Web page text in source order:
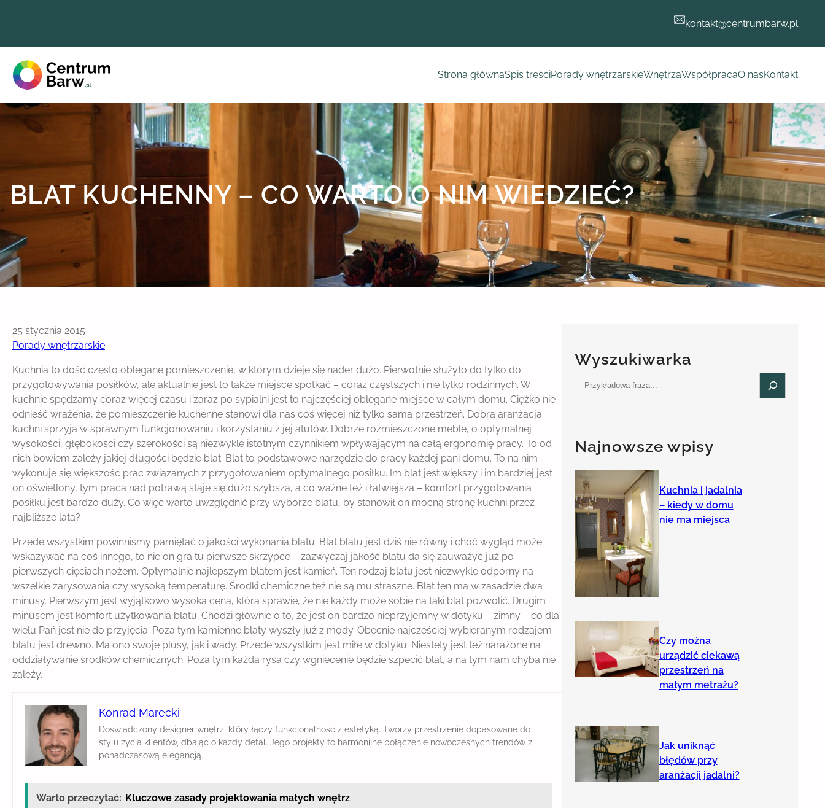
kontakt@centrumbarw.pl
Strona głównaSpis treściPorady wnętrzarskieWnętrzaWspółpracaO nasKontakt
BLAT KUCHENNY – CO WARTO O NIM WIEDZIEĆ?
25 stycznia 2015
Porady wnętrzarskie
Kuchnia to dość często oblegane pomieszczenie, w którym dzieje się nader dużo. Pierwotnie służyło do tylko do
przygotowywania posiłków, ale aktualnie jest to także miejsce spotkać – coraz częstszych i nie tylko rodzinnych. W
kuchnie spędzamy coraz więcej czasu i zaraz po sypialni jest to najczęściej oblegane miejsce w całym domu. Ciężko nie
odnieść wrażenia, że pomieszczenie kuchenne stanowi dla nas coś więcej niż tylko samą przestrzeń. Dobra aranżacja
kuchni sprzyja w sprawnym funkcjonowaniu i korzystaniu z jej atutów. Dobrze rozmieszczone meble, o optymalnej
wysokości, głębokości czy szerokości są niezwykle istotnym czynnikiem wpływającym na całą ergonomię pracy. To od
nich bowiem zależy jakiej długości będzie blat. Blat to podstawowe narzędzie do pracy każdej pani domu. To na nim
wykonuje się większość prac związanych z przygotowaniem optymalnego posiłku. Im blat jest większy i im bardziej jest
on oświetlony, tym praca nad potrawą staje się dużo szybsza, a co ważne też i łatwiejsza – komfort przygotowania
posiłku jest bardzo duży. Co więc warto uwzględnić przy wyborze blatu, by stanowił on mocną stronę kuchni przez
najbliższe lata?
Przede wszystkim powinniśmy pamiętać o jakości wykonania blatu. Blat blatu jest dziś nie równy i choć wygląd może
wskazywać na coś innego, to nie on gra tu pierwsze skrzypce – zazwyczaj jakość blatu da się zauważyć już po
pierwszych cięciach nożem. Optymalnie najlepszym blatem jest kamień. Ten rodzaj blatu jest niezwykle odporny na
wszelkie zarysowania czy wysoką temperaturę. Środki chemiczne też nie są mu straszne. Blat ten ma w zasadzie dwa
minusy. Pierwszym jest wyjątkowo wysoka cena, która sprawie, że nie każdy może sobie na taki blat pozwolić. Drugim
minusem jest komfort użytkowania blatu. Chodzi głównie o to, że jest on bardzo nieprzyjemny w dotyku – zimny – co dla
wielu Pań jest nie do przyjęcia. Poza tym kamienne blaty wyszły już z mody. Obecnie najczęściej wybieranym rodzajem
blatu jest drewno. Ma ono swoje plusy, jak i wady. Przede wszystkim jest miłe w dotyku. Niestety jest też narażone na
oddziaływanie środków chemicznych. Poza tym każda rysa czy wgniecenie będzie szpecić blat, a na tym nam chyba nie
zależy.
Konrad Marecki
Doświadczony designer wnętrz, który łączy funkcjonalność z estetyką. Tworzy przestrzenie dopasowane do
stylu życia klientów, dbając o każdy detal. Jego projekty to harmonijne połączenie nowoczesnych trendów z
ponadczasową elegancją.
Warto przeczytać: Kluczowe zasady projektowania małych wnętrz
Wyszukiwarka
c
hNajnowsze wpisy
Kuchnia i jadalnia
– kiedy w domu
nie ma miejsca
Czy można
urządzić ciekawą
przestrzeń na
małym metrażu?
Jak uniknąć
błędów przy
aranżacji jadalni?